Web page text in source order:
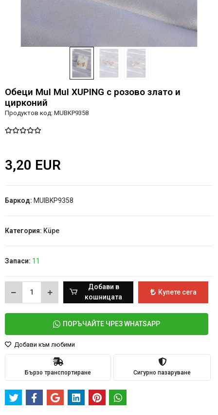
Обеци MuI MuI XUPING с розово злато и
цирконий
Продуктов код: MUBKP9358
3,20 EUR
Баркод: MUIBKP9358
Категория: Küpe
Запаси: 11
Добави в
кошницата
Купете сега
ПОРЪЧАЙТЕ ЧРЕЗ WHATSAPP
Добави към любими
Бързо транспортиране Сигурно пазаруване